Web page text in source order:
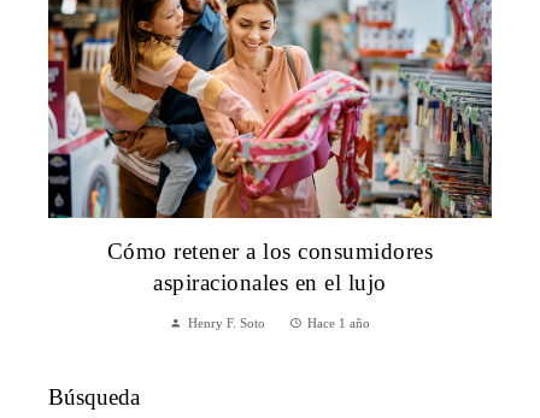
Cómo retener a los consumidores
aspiracionales en el lujo
Henry F. Soto Hace 1 año
Búsqueda